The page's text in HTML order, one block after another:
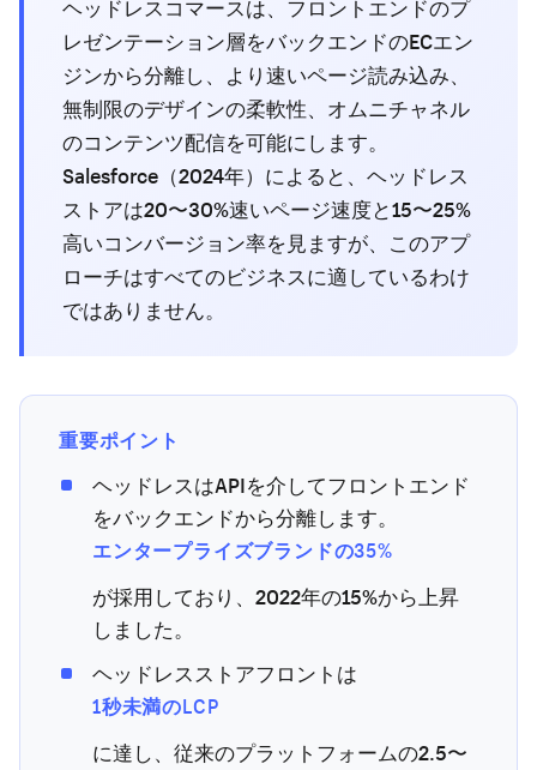
ヘッドレスコマースは、フロントエンドのプ
レゼンテーション層をバックエンドのECエン
ジンから分離し、より速いページ読み込み、
無制限のデザインの柔軟性、オムニチャネル
のコンテンツ配信を可能にします。
Salesforce（2024年）によると、ヘッドレス
ストアは20〜30%速いページ速度と15〜25%
高いコンバージョン率を見ますが、このアプ
ローチはすべてのビジネスに適しているわけ
ではありません。
重要ポイント
ヘッドレスはAPIを介してフロントエンド
をバックエンドから分離します。
エンタープライズブランドの35%
が採用しており、2022年の15%から上昇
しました。
ヘッドレスストアフロントは
1秒未満のLCP
に達し、従来のプラットフォームの2.5〜